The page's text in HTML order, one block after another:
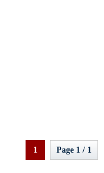
1 Page 1 / 1